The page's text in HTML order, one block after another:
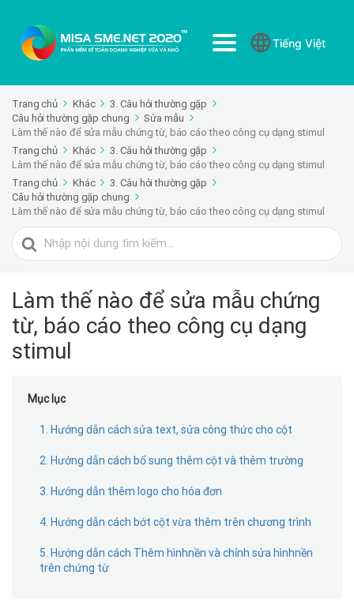
Tiếng Việt
Trang chủ Khác
3. Câu hỏi thường gặp
Câu hỏi thường gặp chung
Sửa mẫu
Làm thế nào để sửa mẫu chứng từ, báo cáo theo công cụ dạng stimul
Trang chủ
Khác
3. Câu hỏi thường gặp
Làm thế nào để sửa mẫu chứng từ, báo cáo theo công cụ dạng stimul
Trang chủ
Khác
3. Câu hỏi thường gặp
Câu hỏi thường gặp chung
Làm thế nào để sửa mẫu chứng từ, báo cáo theo công cụ dạng stimul
Tìm
kiếm
Làm thế nào để sửa mẫu chứng
từ, báo cáo theo công cụ dạng
stimul
Mục lục
1. Hướng dẫn cách sửa text, sửa công thức cho cột
2. Hướng dẫn cách bổ sung thêm cột và thêm trường
3. Hướng dẫn thêm logo cho hóa đơn
4. Hướng dẫn cách bớt cột vừa thêm trên chương trình
5. Hướng dẫn cách Thêm hìnhnền và chỉnh sửa hìnhnền
trên chứng từ